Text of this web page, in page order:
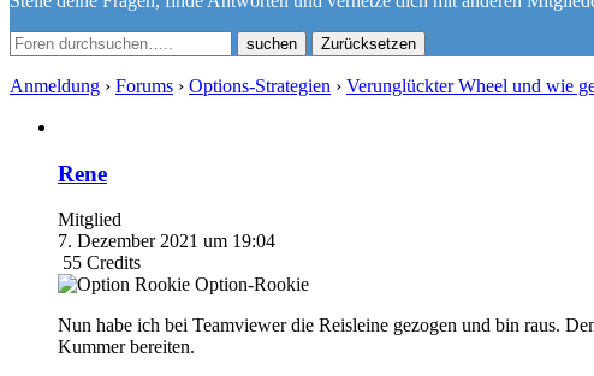
Zurücksetzen
Anmeldung › Forums › Options-Strategien › Verunglückter Wheel und wie
Rene
Mitglied
7. Dezember 2021 um 19:04
55 Credits
Option-Rookie
Nun habe ich bei Teamviewer die Reisleine gezogen und bin raus.
Kummer bereiten.